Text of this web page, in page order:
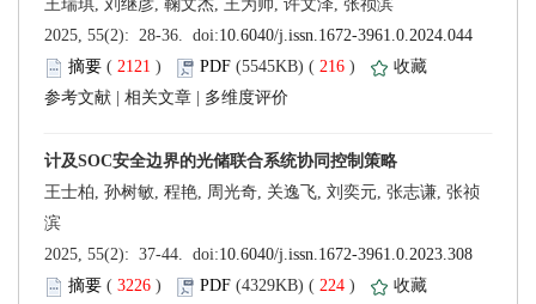
( ) 216 )
( ) 224 )